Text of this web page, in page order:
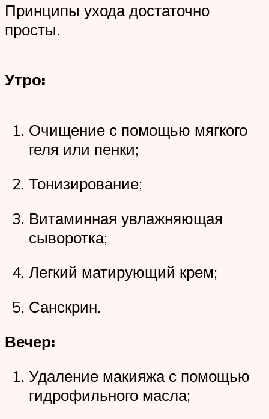
Принципы ухода достаточно
просты.
Утро:
Очищение с помощью мягкого
геля или пенки;
Тонизирование;
Витаминная увлажняющая
сыворотка;
Легкий матирующий крем;
Санскрин.
Вечер:
Удаление макияжа с помощью
гидрофильного масла;